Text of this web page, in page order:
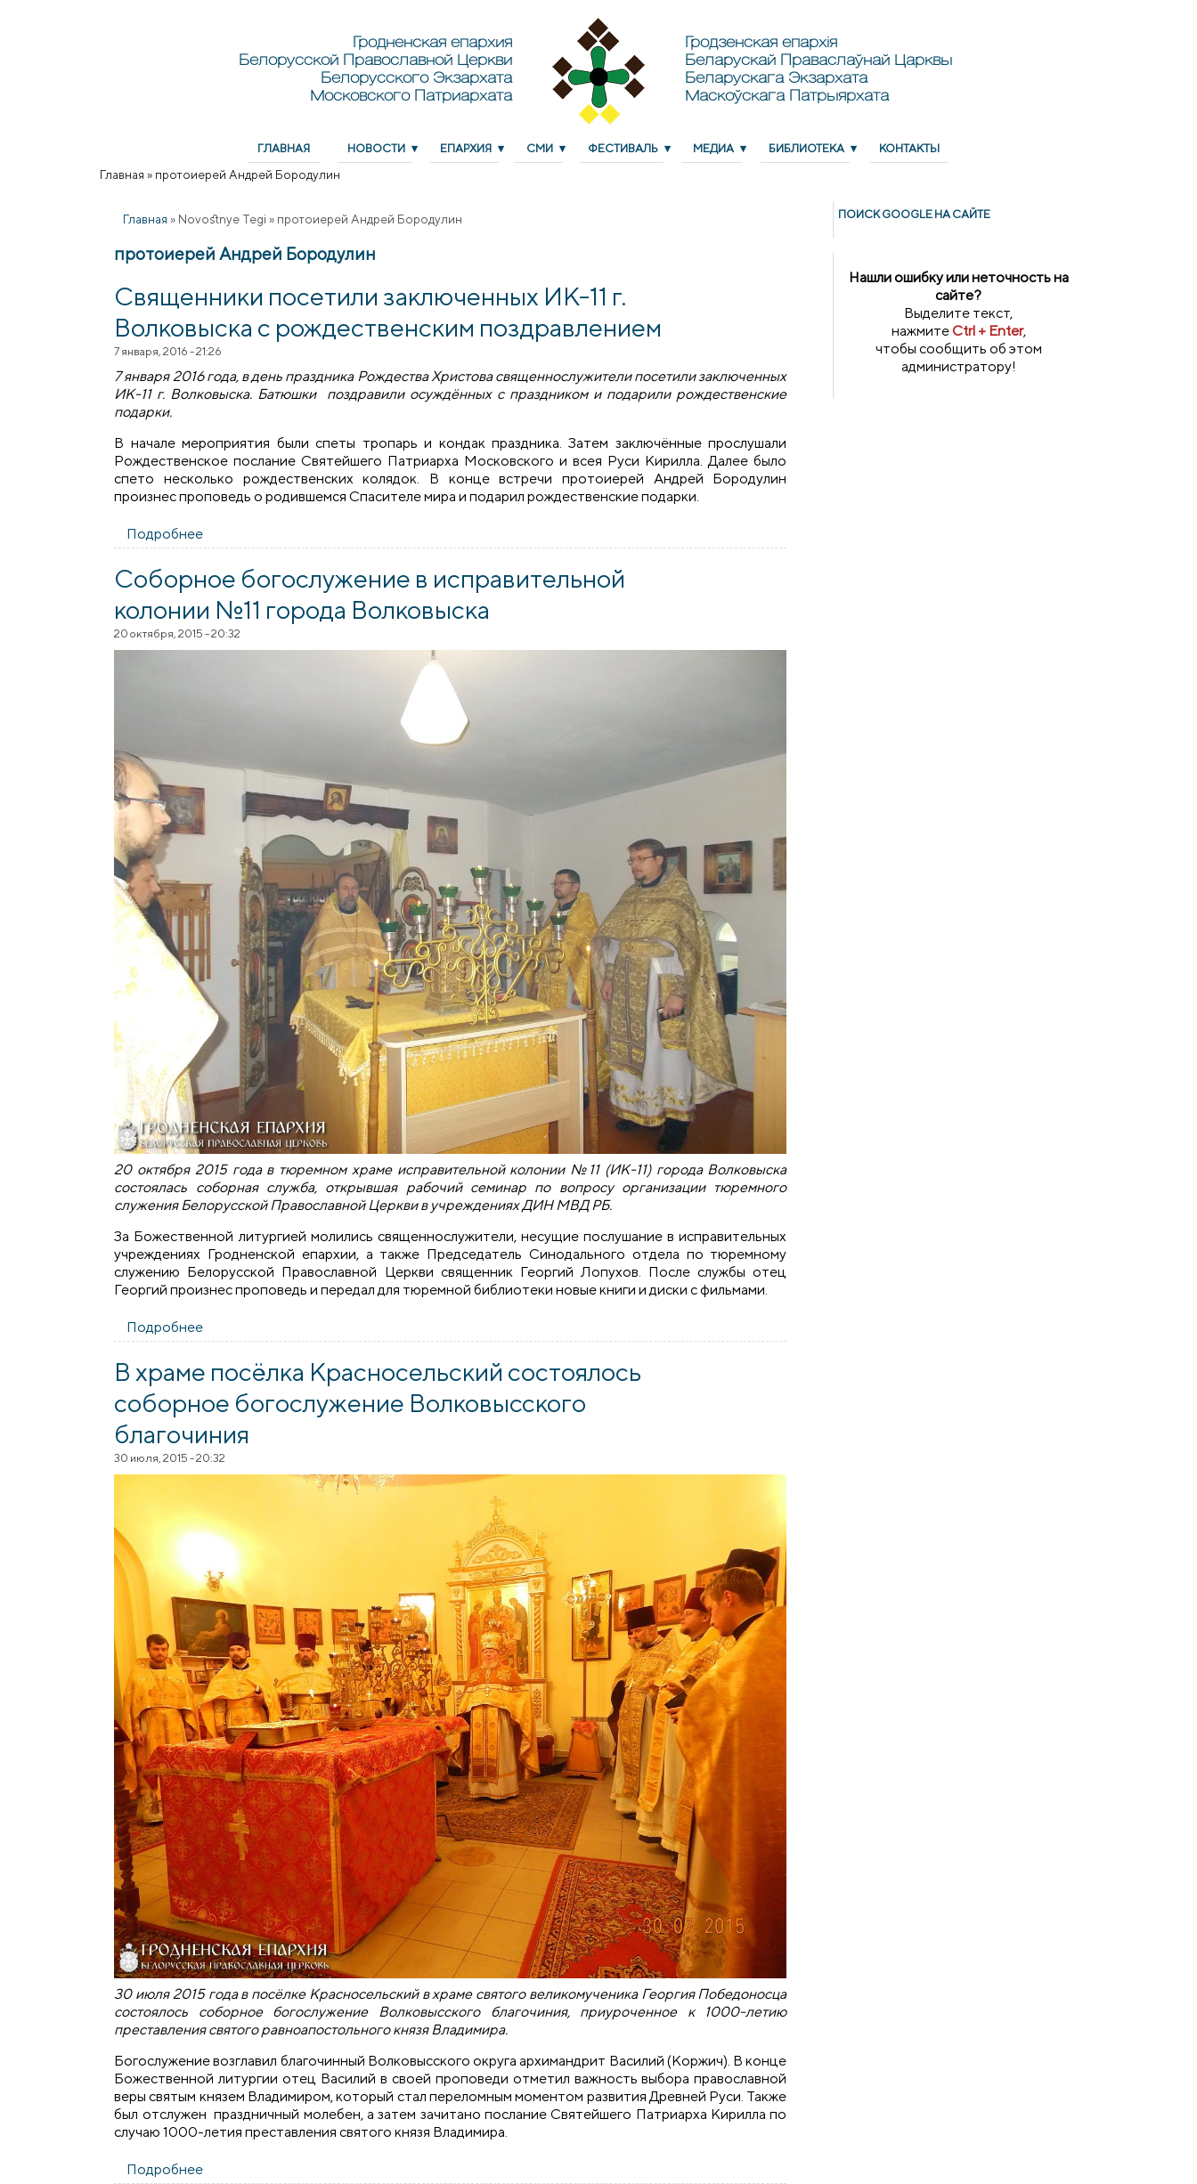
Гродненская епархия
Белорусской Православной Церкви
Белорусского Экзархата
Московского Патриархата
Гродзенская епархія
Беларускай Праваслаўнай Царквы
Беларускага Экзархата
Маскоўскага Патрыярхата
ГЛАВНАЯ НОВОСТИ ЕПАРХИЯ СМИ ФЕСТИВАЛЬ МЕДИА БИБЛИОТЕКА КОНТАКТЫ
Вы здесь
Главная » протоиерей Андрей Бородулин
Главная » Novostnye Tegi » протоиерей Андрей Бородулин
протоиерей Андрей Бородулин
Священники посетили заключенных ИК-11 г.
Волковыска с рождественским поздравлением
7 января, 2016 - 21:26
7 января 2016 года, в день праздника Рождества Христова священнослужители посетили заключенных
ИК-11 г. Волковыска. Батюшки поздравили осуждённых с праздником и подарили рождественские
подарки.
В начале мероприятия были спеты тропарь и кондак праздника. Затем заключённые прослушали
Рождественское послание Святейшего Патриарха Московского и всея Руси Кирилла. Далее было
спето несколько рождественских колядок. В конце встречи протоиерей Андрей Бородулин
произнес проповедь о родившемся Спасителе мира и подарил рождественские подарки.
Подробнее
Соборное богослужение в исправительной
колонии №11 города Волковыска
20 октября, 2015 - 20:32
20 октября 2015 года в тюремном храме исправительной колонии №11 (ИК-11) города Волковыска
состоялась соборная служба, открывшая рабочий семинар по вопросу организации тюремного
служения Белорусской Православной Церкви в учреждениях ДИН МВД РБ.
За Божественной литургией молились священнослужители, несущие послушание в исправительных
учреждениях Гродненской епархии, а также Председатель Синодального отдела по тюремному
служению Белорусской Православной Церкви священник Георгий Лопухов. После службы отец
Георгий произнес проповедь и передал для тюремной библиотеки новые книги и диски с фильмами.
Подробнее
В храме посёлка Красносельский состоялось
соборное богослужение Волковысского
благочиния
30 июля, 2015 - 20:32
30 июля 2015 года в посёлке Красносельский в храме святого великомученика Георгия Победоносца
состоялось соборное богослужение Волковысского благочиния, приуроченное к 1000-летию
преставления святого равноапостольного князя Владимира.
Богослужение возглавил благочинный Волковысского округа архимандрит Василий (Коржич). В конце
Божественной литургии отец Василий в своей проповеди отметил важность выбора православной
веры святым князем Владимиром, который стал переломным моментом развития Древней Руси. Также
был отслужен праздничный молебен, а затем зачитано послание Святейшего Патриарха Кирилла по
случаю 1000-летия преставления святого князя Владимира.
Подробнее
ПОИСК GOОGLE НА САЙТЕ
Нашли ошибку или неточность на
сайте?
Выделите текст,
нажмитеCtrl + Enter,
чтобы сообщить об этом
администратору!